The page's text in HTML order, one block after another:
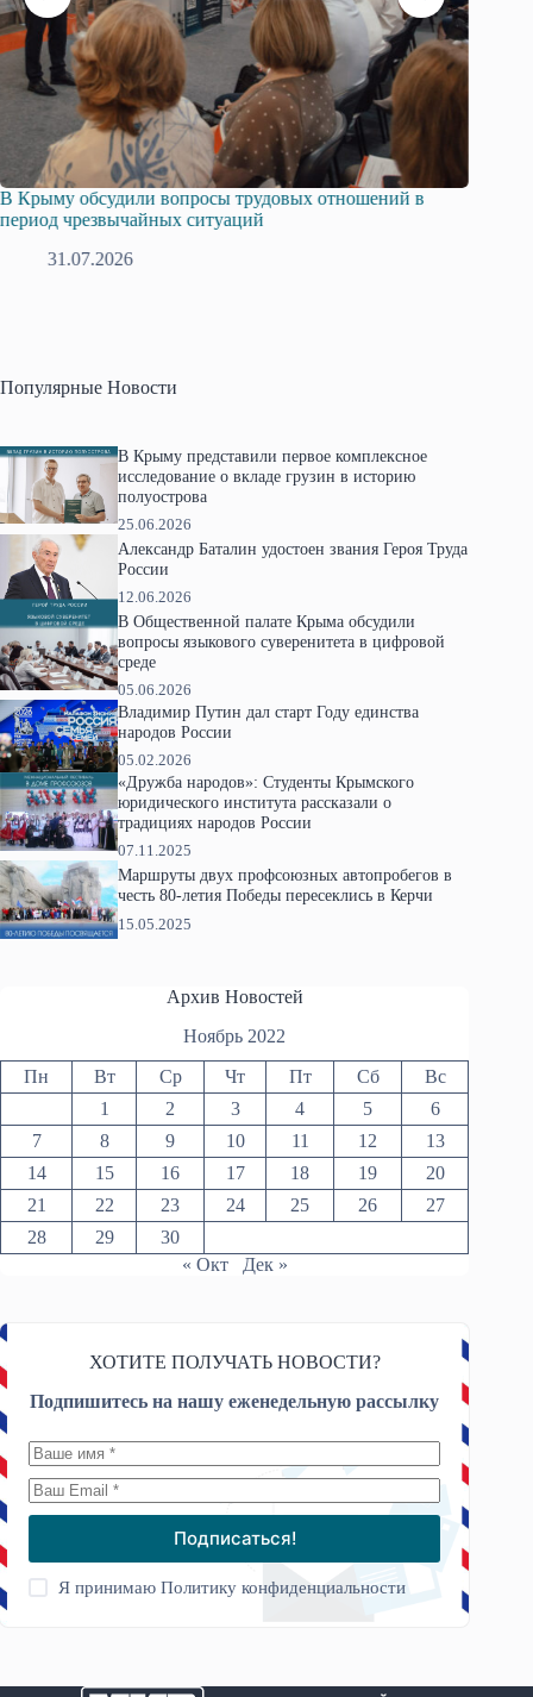
в
Русская община Крыма и Федерация
профсоюзов Крыма укрепляют сотрудничество
Популярные Новости
В Крыму представили первое комплексное
исследование о вкладе грузин в историю
полуострова
25.06.2026
Александр Баталин удостоен звания Героя Труда
России
12.06.2026
В Общественной палате Крыма обсудили
вопросы языкового суверенитета в цифровой
среде
05.06.2026
Владимир Путин дал старт Году единства
народов России
05.02.2026
«Дружба народов»: Студенты Крымского
юридического института рассказали о
традициях народов России
07.11.2025
Маршруты двух профсоюзных автопробегов в
честь 80-летия Победы пересеклись в Керчи
15.05.2025
Архив Новостей
Ноябрь 2022
Пн Вт Ср Чт Пт Сб
Вс
1
2 3 4 5
6
7
8 9 10 11 12
13
14
15 16 17 18 19
20
21
22 23 24 25 26
27
28
29
30
« Окт
Дек »
ХОТИТЕ ПОЛУЧАТЬ НОВОСТИ?
Подпишитесь на нашу еженедельную рассылку
Подписаться!
Я принимаюПолитику конфиденциальности